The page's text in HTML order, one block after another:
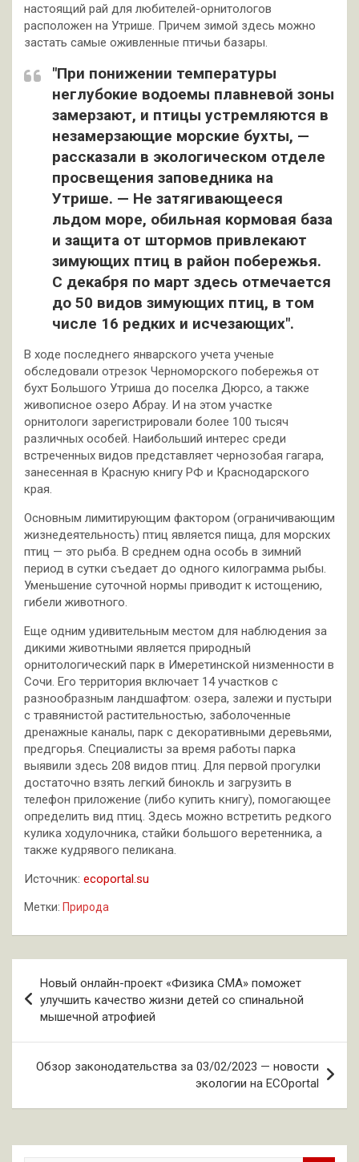
настоящий рай для любителей-орнитологов
расположен на Утрише. Причем зимой здесь можно
застать самые оживленные птичьи базары.
"При понижении температуры
неглубокие водоемы плавневой зоны
замерзают, и птицы устремляются в
незамерзающие морские бухты, —
рассказали в экологическом отделе
просвещения заповедника на
Утрише. — Не затягивающееся
льдом море, обильная кормовая база
и защита от штормов привлекают
зимующих птиц в район побережья.
С декабря по март здесь отмечается
до 50 видов зимующих птиц, в том
числе 16 редких и исчезающих".
В ходе последнего январского учета ученые
обследовали отрезок Черноморского побережья от
бухт Большого Утриша до поселка Дюрсо, а также
живописное озеро Абрау. И на этом участке
орнитологи зарегистрировали более 100 тысяч
различных особей. Наибольший интерес среди
встреченных видов представляет чернозобая гагара,
занесенная в Красную книгу РФ и Краснодарского
края.
Основным лимитирующим фактором (ограничивающим
жизнедеятельность) птиц является пища, для морских
птиц — это рыба. В среднем одна особь в зимний
период в сутки съедает до одного килограмма рыбы.
Уменьшение суточной нормы приводит к истощению,
гибели животного.
Еще одним удивительным местом для наблюдения за
дикими животными является природный
орнитологический парк в Имеретинской низменности в
Сочи. Его территория включает 14 участков с
разнообразным ландшафтом: озера, залежи и пустыри
с травянистой растительностью, заболоченные
дренажные каналы, парк с декоративными деревьями,
предгорья. Специалисты за время работы парка
выявили здесь 208 видов птиц. Для первой прогулки
достаточно взять легкий бинокль и загрузить в
телефон приложение (либо купить книгу), помогающее
определить вид птиц. Здесь можно встретить редкого
кулика ходулочника, стайки большого веретенника, а
также кудрявого пеликана.
Источник: ecoportal.su
Метки: Природа
по
записям
Новый онлайн-проект «Физика СМА» поможет
улучшить качество жизни детей со спинальной
мышечной атрофией
Обзор законодательства за 03/02/2023 — новости
экологии на ECOportal